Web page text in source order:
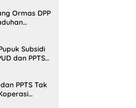
Ormas DPP
Subsidi
dan PPTS
PPTS Tak